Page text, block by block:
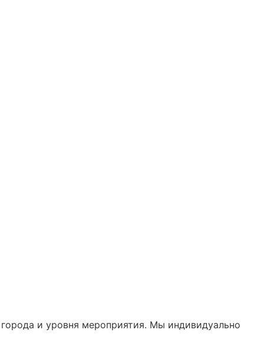
и уровня мероприятия. Мы индивидуально